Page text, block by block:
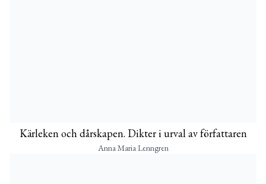
Kärleken och dårskapen. Dikter i urval av författaren
Anna Maria Lenngren